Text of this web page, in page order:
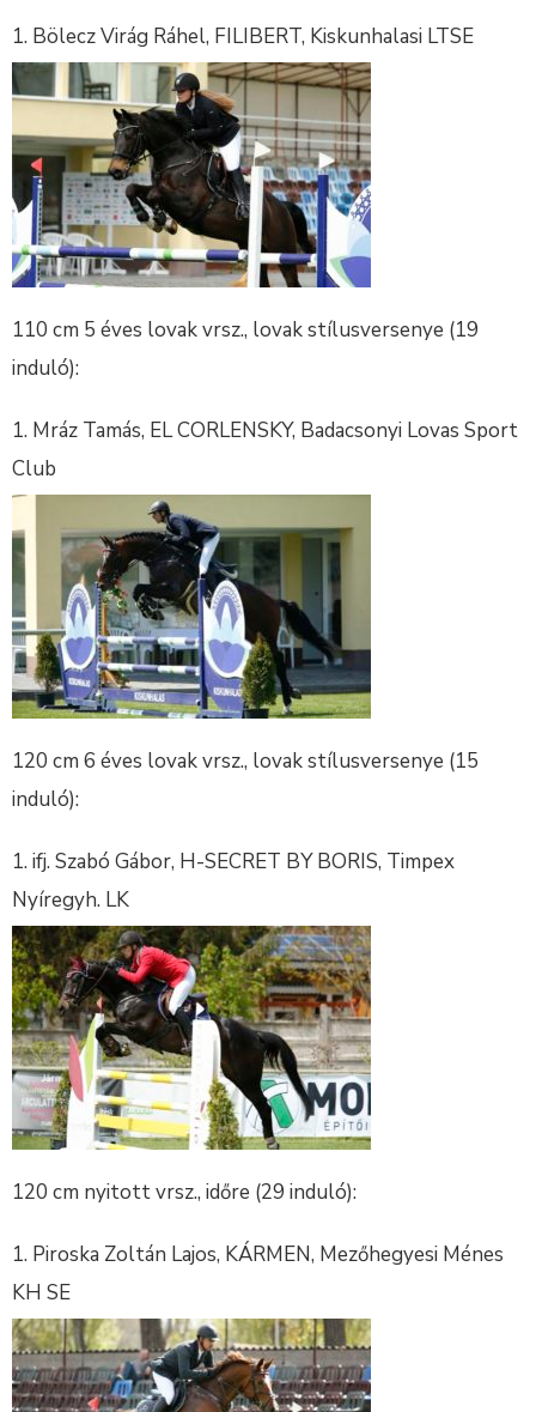
Bölecz Virág Ráhel, FILIBERT, Kiskunhalasi LTSE
110 cm 5 éves lovak vrsz., lovak stílusversenye (19
induló):
Mráz Tamás, EL CORLENSKY, Badacsonyi Lovas Sport
Club
120 cm 6 éves lovak vrsz., lovak stílusversenye (15
induló):
ifj. Szabó Gábor, H-SECRET BY BORIS, Timpex
Nyíregyh. LK
120 cm nyitott vrsz., időre (29 induló):
Piroska Zoltán Lajos, KÁRMEN, Mezőhegyesi Ménes
KH SE